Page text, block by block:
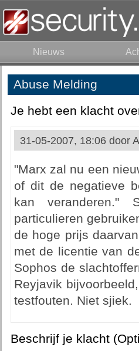
Nieuws
Abuse Melding
Je hebt een klacht
31-05-2007, 18:06 door
"Marx zal nu een
of dit de negatieve
kan veranderen."
particulieren
de hoge prijs
met de licentie van
Sophos de
Reyjavik
testfouten. Niet sjiek.
Beschrijf je klacht